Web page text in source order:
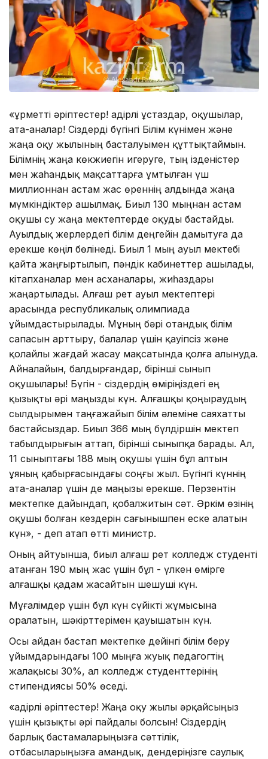
«Құрметті әріптестер! Қадірлі ұстаздар, оқушылар,
ата-аналар! Сіздерді бүгінгі Білім күнімен және
жаңа оқу жылының басталуымен құттықтаймын.
Білімнің жаңа көкжиегін игеруге, тың ізденістер
мен жаһандық мақсаттарға ұмтылған үш
миллионнан астам жас өреннің алдында жаңа
мүмкіндіктер ашылмақ. Биыл 130 мыңнан астам
оқушы су жаңа мектептерде оқуды бастайды.
Ауылдық жерлердегі білім деңгейін дамытуға да
ерекше көңіл бөлінеді. Биыл 1 мың ауыл мектебі
қайта жаңғыртылып, пәндік кабинеттер ашылады,
кітапханалар мен асханалары, жиһаздары
жаңартылады. Алғаш рет ауыл мектептері
арасында республикалық олимпиада
ұйымдастырылады. Мұның бәрі отандық білім
сапасын арттыру, балалар үшін қауіпсіз және
қолайлы жағдай жасау мақсатында қолға алынуда.
Айналайын, балдырғандар, бірінші сынып
оқушылары! Бүгін - сіздердің өміріңіздегі ең
қызықты әрі маңызды күн. Алғашқы қоңыраудың
сылдырымен таңғажайып білім әлеміне саяхатты
бастайсыздар. Биыл 366 мың бүлдіршін мектеп
табылдырығын аттап, бірінші сыныпқа барады. Ал,
11 сыныптағы 188 мың оқушы үшін бұл алтын
ұяның қабырғасындағы соңғы жыл. Бүгінгі күннің
ата-аналар үшін де маңызы ерекше. Перзентін
мектепке дайындап, қобалжитын сәт. Әркім өзінің
оқушы болған кездерін сағынышпен еске алатын
күн», - деп атап өтті министр.
Оның айтуынша, биыл алғаш рет колледж студенті
атанған 190 мың жас үшін бұл - үлкен өмірге
алғашқы қадам жасайтын шешуші күн.
Мұғалімдер үшін бұл күн сүйікті жұмысына
оралатын, шәкірттерімен қауышатын күн.
Осы айдан бастап мектепке дейінгі білім беру
ұйымдарындағы 100 мыңға жуық педагогтің
жалақысы 30%, ал колледж студенттерінің
стипендиясы 50% өседі.
«Қадірлі әріптестер! Жаңа оқу жылы әрқайсыңыз
үшін қызықты әрі пайдалы болсын! Сіздердің
барлық бастамаларыңызға сәттілік,
отбасыларыңызға амандық, дендеріңізге саулық